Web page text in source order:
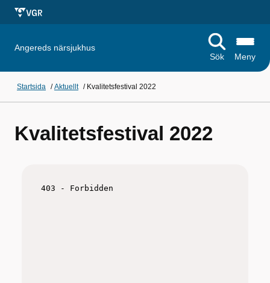
Angereds närsjukhus
Sök
Meny
Startsida /Aktuellt / Kvalitetsfestival 2022
Kvalitetsfestival 2022